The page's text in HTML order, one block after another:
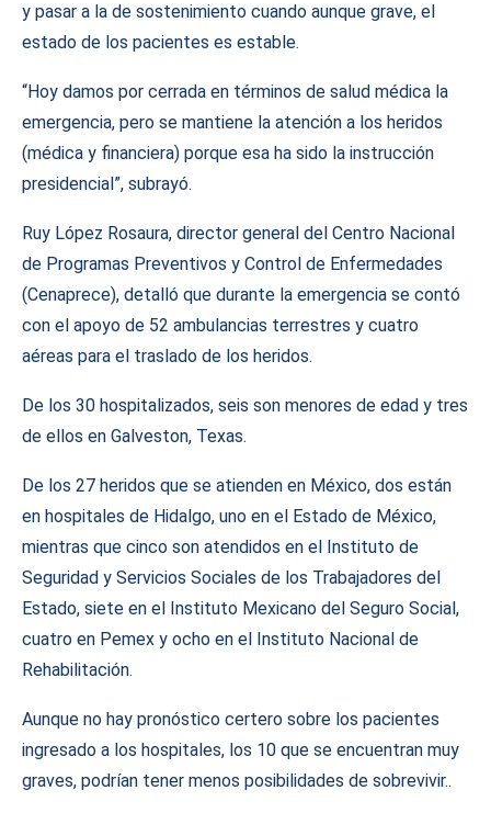
y pasar a la de sostenimiento cuando aunque grave, el
estado de los pacientes es estable.
“Hoy damos por cerrada en términos de salud médica la
emergencia, pero se mantiene la atención a los heridos
(médica y financiera) porque esa ha sido la instrucción
presidencial”, subrayó.
Ruy López Rosaura, director general del Centro Nacional
de Programas Preventivos y Control de Enfermedades
(Cenaprece), detalló que durante la emergencia se contó
con el apoyo de 52 ambulancias terrestres y cuatro
aéreas para el traslado de los heridos.
De los 30 hospitalizados, seis son menores de edad y tres
de ellos en Galveston, Texas.
De los 27 heridos que se atienden en México, dos están
en hospitales de Hidalgo, uno en el Estado de México,
mientras que cinco son atendidos en el Instituto de
Seguridad y Servicios Sociales de los Trabajadores del
Estado, siete en el Instituto Mexicano del Seguro Social,
cuatro en Pemex y ocho en el Instituto Nacional de
Rehabilitación.
Aunque no hay pronóstico certero sobre los pacientes
ingresado a los hospitales, los 10 que se encuentran muy
graves, podrían tener menos posibilidades de sobrevivir..